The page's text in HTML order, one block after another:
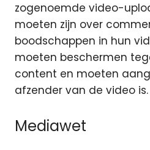
zogenoemde video-
moeten zijn over
boodschappen in hun
moeten beschermen
content en moeten
afzender van de video is.
Mediawet